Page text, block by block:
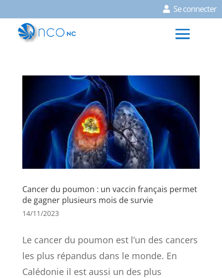
Se connecter
Cancer du poumon : un vaccin français permet
de gagner plusieurs mois de survie
14/11/2023
Le cancer du poumon est l’un des cancers
les plus répandus dans le monde. En
Calédonie il est aussi un des plus